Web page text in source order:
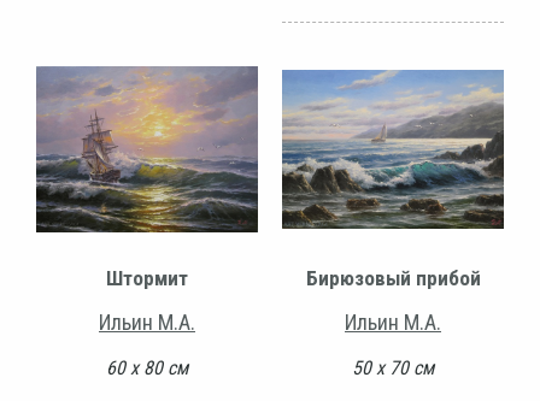
Штормит
Ильин М.А.
60 х 80 см
Бирюзовый прибой
Ильин М.А.
50 х 70 см